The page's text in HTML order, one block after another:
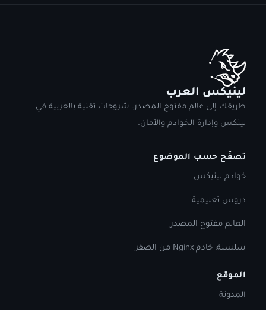
لينيكس العرب
طريقك إلى عالم مفتوح المصدر. شروحات تقنية بالعربية في
لينكس وإدارة الخوادم والأمان.
تصفّح حسب الموضوع
خوادم لينيكس
دروس تعليمية
العالم مفتوح المصدر
سلسلة: خادم Nginx من الصفر
الموقع
المدونة